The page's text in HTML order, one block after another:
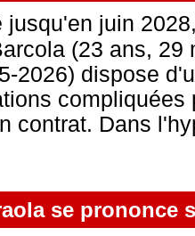
jusqu'en juin
(23 ans, 29
2026) dispose
compliquées
contrat. Dans
se prononce